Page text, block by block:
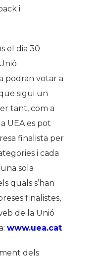
i
el dia 30
podran votar a
sigui un
tant, com a
UEA es pot
finalista per
i cada
sola
quals s’han
finalistes,
de la Unió
www.uea.cat
dels